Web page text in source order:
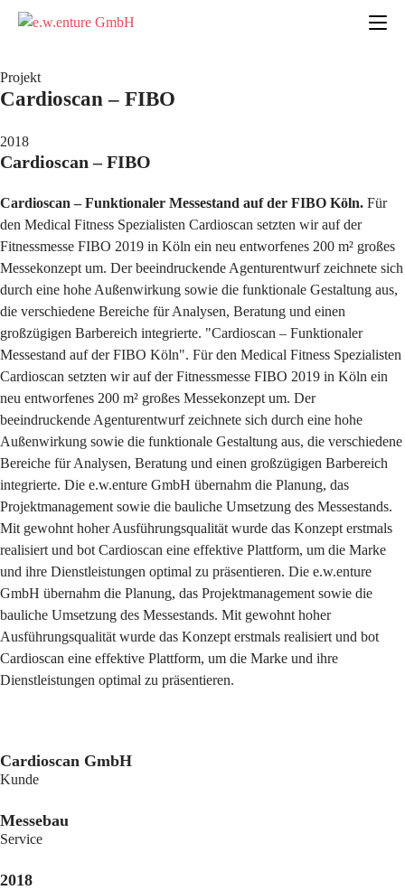
Projekt
Cardioscan – FIBO
2018
Cardioscan – FIBO
Cardioscan – Funktionaler Messestand auf der FIBO Köln. Für
den Medical Fitness Spezialisten Cardioscan setzten wir auf der
Fitnessmesse FIBO 2019 in Köln ein neu entworfenes 200 m² großes
Messekonzept um. Der beeindruckende Agenturentwurf zeichnete sich
durch eine hohe Außenwirkung sowie die funktionale Gestaltung aus,
die verschiedene Bereiche für Analysen, Beratung und einen
großzügigen Barbereich integrierte. "Cardioscan – Funktionaler
Messestand auf der FIBO Köln". Für den Medical Fitness Spezialisten
Cardioscan setzten wir auf der Fitnessmesse FIBO 2019 in Köln ein
neu entworfenes 200 m² großes Messekonzept um. Der
beeindruckende Agenturentwurf zeichnete sich durch eine hohe
Außenwirkung sowie die funktionale Gestaltung aus, die verschiedene
Bereiche für Analysen, Beratung und einen großzügigen Barbereich
integrierte. Die e.w.enture GmbH übernahm die Planung, das
Projektmanagement sowie die bauliche Umsetzung des Messestands.
Mit gewohnt hoher Ausführungsqualität wurde das Konzept erstmals
realisiert und bot Cardioscan eine effektive Plattform, um die Marke
und ihre Dienstleistungen optimal zu präsentieren. Die e.w.enture
GmbH übernahm die Planung, das Projektmanagement sowie die
bauliche Umsetzung des Messestands. Mit gewohnt hoher
Ausführungsqualität wurde das Konzept erstmals realisiert und bot
Cardioscan eine effektive Plattform, um die Marke und ihre
Dienstleistungen optimal zu präsentieren.
Cardioscan GmbH
Kunde
Messebau
Service
2018